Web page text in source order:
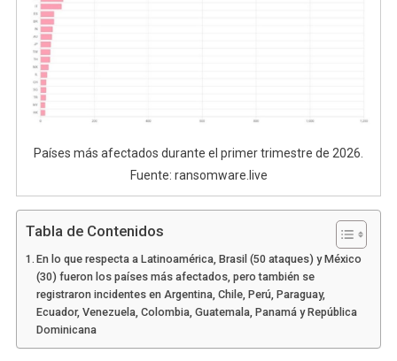
Países más afectados durante el primer trimestre de 2026.
Fuente: ransomware.live
Tabla de Contenidos
En lo que respecta a Latinoamérica, Brasil (50 ataques) y México
(30) fueron los países más afectados, pero también se
registraron incidentes en Argentina, Chile, Perú, Paraguay,
Ecuador, Venezuela, Colombia, Guatemala, Panamá y República
Dominicana